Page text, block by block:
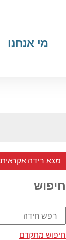
מי אנחנו
מצא חידה אקראית
חיפוש
חיפוש מתקדם